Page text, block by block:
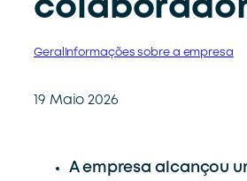
Geral Informações sobre a empresa
19 Maio 2026
A empresa alcançou